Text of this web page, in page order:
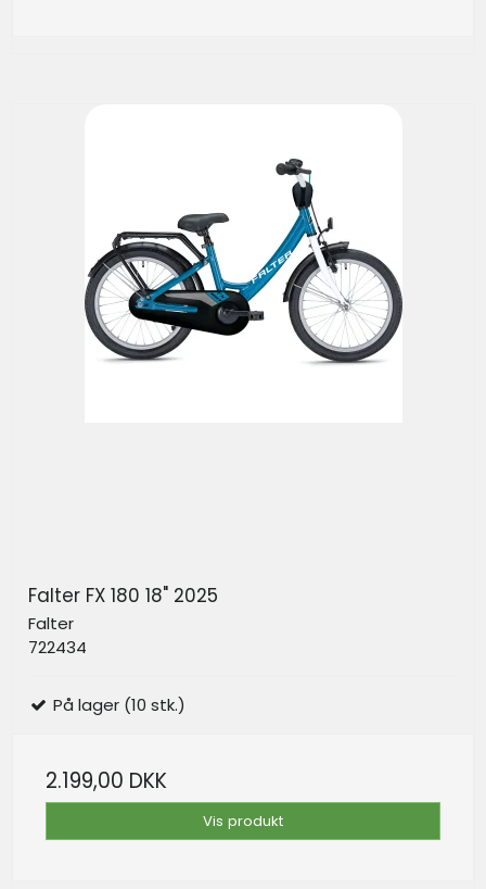
Falter FX 180 18" 2025
Falter
722434
På lager (10 stk.)
2.199,00 DKK
Vis produkt